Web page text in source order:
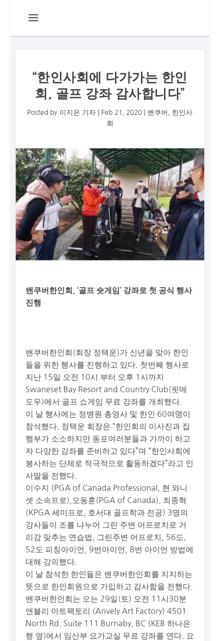
“한인사회에 다가가는 한인
회, 골프 강좌 감사합니다”
Posted by 이지은 기자 Feb 21, 2020 밴쿠버
한인사
회
밴쿠버한인회, ‘골프 숏게임’ 강좌로 첫 공식 행사
진행
밴쿠버한인회(회장 정택운)가 신년을 맞아 한인
들을 위한 행사를 진행하고 있다. 첫번째 행사로
지난 15일 오전 10시 부터 오후 1시까지
Swaneset Bay Resort and Country Club(핏메
도우)에서 골프 쇼게임 무료 강좌를 개최했다.
이 날 행사에는 정병원 총영사 및 한인 60여명이
참석했다. 정택운 회장은 “한인회의 이사진과 집
행부가 소소하지만 동포여러분들과 가까이 하고
자 다양한 강좌를 준비하고 있다”며 “한인사회에
봉사하는 단체로 적극적으로 활동하겠다”라고 인
사말을 전했다.
이수지 (PGA of Canada Professional, 현 와니
셋 소속프로),오동훈(PGA of Canada), 최종혁
(KPGA 세미프로, 호서대 골프학과 전공) 3명의
강사들이 조를 나누어 그린 주변 어프로치로 거
리감 맞추는 연습법, 그린주변 어프로치, 56도,
52도 피칭아이언, 9번아이언, 8번 아이언 방법에
대해 강의했다.
이 날 참석한 한인들은 밴쿠버한인회를 지지하는
뜻으로 한인회원으로 가입하고 감사함을 전했다.
밴쿠버한인회는 오는 29일(토) 오전 11시30분
앤블리 아트팩토리 (Anvely Art Factory) 4501
North Rd. Suite 111 Burnaby, BC (KEB 하나은
행 옆)에서 임산부 요가교실 무료 강좌를 연다. 요